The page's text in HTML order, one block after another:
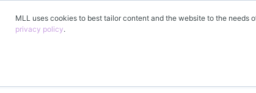
MLL uses cookies to best tailor content and the website to the needs
privacy policy.